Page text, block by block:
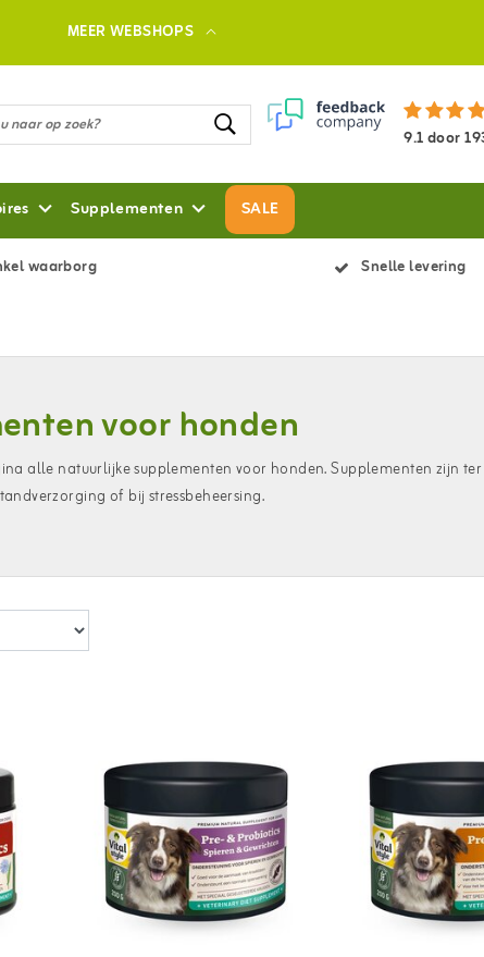
MEER WEBSHOPS
9.1door
Supplementen SALE
waarborg Snelle levering
voor honden
alle natuurlijke supplementen voor honden. Supplementen zijn
of bij stressbeheersing.